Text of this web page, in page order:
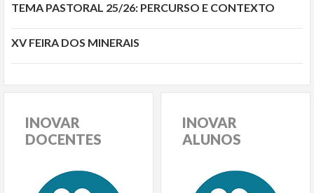
TEMA PASTORAL 25/26: PERCURSO E CONTEXTO
XV FEIRA DOS MINERAIS
INOVAR
DOCENTES
INOVAR
ALUNOS